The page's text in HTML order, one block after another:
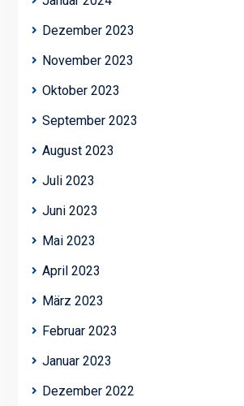
Dezember 2023
November 2023
Oktober 2023
September 2023
August 2023
Juli 2023
Juni 2023
Mai 2023
April 2023
März 2023
Februar 2023
Januar 2023
Dezember 2022